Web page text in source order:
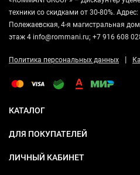
техники со скидками от 30-80%.
Полежаевская, 4-я магистральная
этаж 4 info@rommani.ru; +7 916 608
Политика персональных данных |
КАТАЛОГ
ДЛЯ ПОКУПАТЕЛЕЙ
ЛИЧНЫЙ КАБИНЕТ